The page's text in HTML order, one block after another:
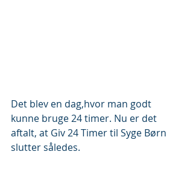
Det blev en dag,hvor man godt
kunne bruge 24 timer. Nu er det
aftalt, at Giv 24 Timer til Syge Børn
slutter således.